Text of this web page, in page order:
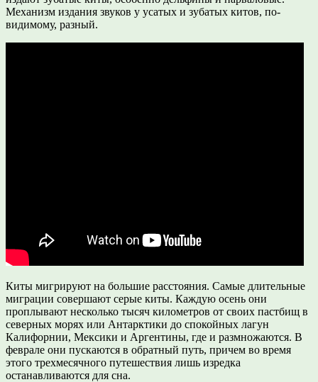
Механизм издания звуков у усатых и зубатых китов, по-
видимому, разный.
Киты мигрируют на большие расстояния. Самые длительные
миграции совершают серые киты. Каждую осень они
проплывают несколько тысяч километров от своих пастбищ в
северных морях или Антарктики до спокойных лагун
Калифорнии, Мексики и Аргентины, где и размножаются. В
феврале они пускаются в обратный путь, причем во время
этого трехмесячного путешествия лишь изредка
останавливаются для сна.